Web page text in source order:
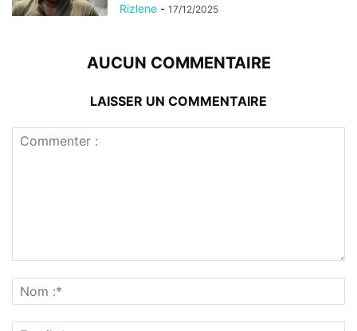
Rizlene - 17/12/2025
AUCUN COMMENTAIRE
LAISSER UN COMMENTAIRE